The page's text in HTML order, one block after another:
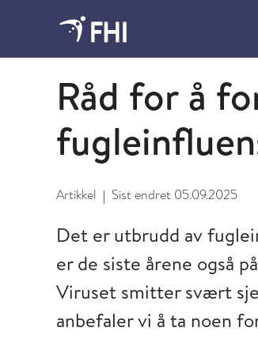
Fugleinfluensa
Råd for å
Artikkel | Sist endret 05.09.2025
Det er utbrudd av
er de siste årene også
Viruset smitter svært
anbefaler vi å ta noen